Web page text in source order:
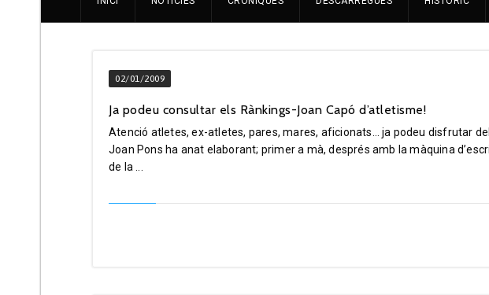
02/01/2009
Ja podeu consultar els Rànkings-Joan Capó d’atletisme!
Atenció atletes, ex-atletes, pares, mares, aficionats… ja podeu disfrutar
Joan Pons ha anat elaborant; primer a mà, després amb la màquina
de la ...